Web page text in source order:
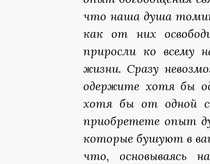
что наша душа
как от них
приросли ко всему
жизни. Сразу
одержите хотя бы
хотя бы от одной
приобретете опыт
которые бушуют в
что, основываясь